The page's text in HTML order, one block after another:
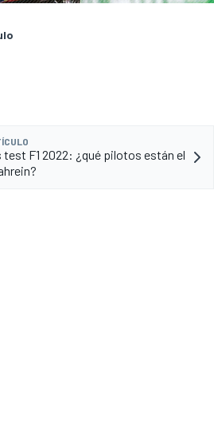
test F1 2022: ¿qué pilotos están el